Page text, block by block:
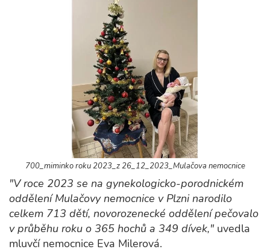
700_miminko roku 2023_z 26_12_2023_Mulačova nemocnice
"V roce 2023 se na gynekologicko-porodnickém
oddělení Mulačovy nemocnice v Plzni narodilo
celkem 713 dětí, novorozenecké oddělení pečovalo
v průběhu roku o 365 hochů a 349 dívek," uvedla
mluvčí nemocnice Eva Milerová.